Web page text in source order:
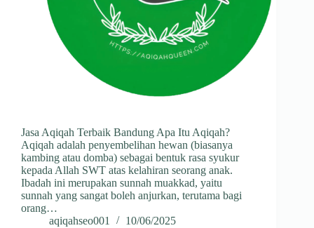
Jasa Aqiqah Terbaik Bandung Apa Itu Aqiqah?
Aqiqah adalah penyembelihan hewan (biasanya
kambing atau domba) sebagai bentuk rasa syukur
kepada Allah SWT atas kelahiran seorang anak.
Ibadah ini merupakan sunnah muakkad, yaitu
sunnah yang sangat boleh anjurkan, terutama bagi
orang…
aqiqahseo001
10/06/2025